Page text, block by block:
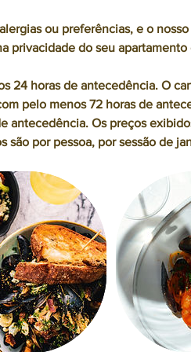
ou preferências, e o
privacidade do seu apartamento
24 horas de antecedência. O
pelo menos 72 horas de
antecedência. Os preços
são por pessoa, por sessão de